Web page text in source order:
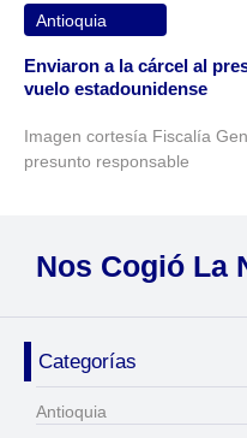
Antioquia
Enviaron a la cárcel al
vuelo estadounidense
Imagen cortesía Fiscalía
presunto responsable
Nos Cogió La
Categorías
Antioquia